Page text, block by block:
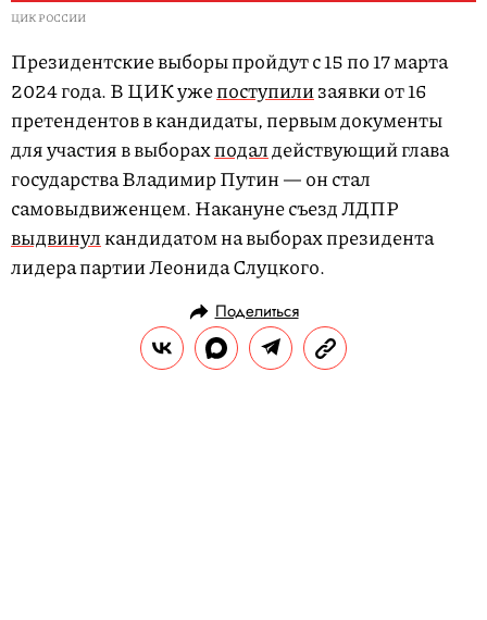
ЦИК РОССИИ
Президентские выборы пройдут с 15 по 17 марта
2024 года. В ЦИК ужепоступилизаявки от 16
претендентов в кандидаты, первым документы
для участия в выборахподалдействующий глава
государства Владимир Путин — он стал
самовыдвиженцем. Накануне съезд ЛДПР
выдвинулкандидатом на выборах президента
лидера партии Леонида Слуцкого.
Поделиться